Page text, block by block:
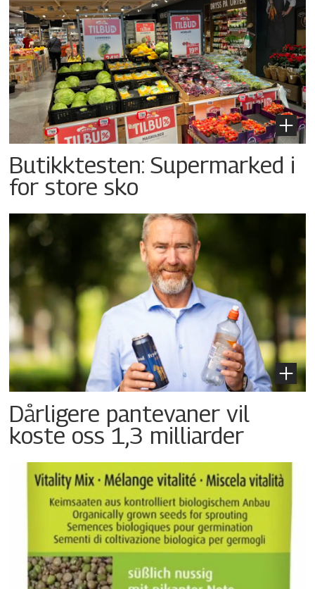
Butikktesten: Supermarked i
for store sko
Dårligere pantevaner vil
koste oss 1,3 milliarder